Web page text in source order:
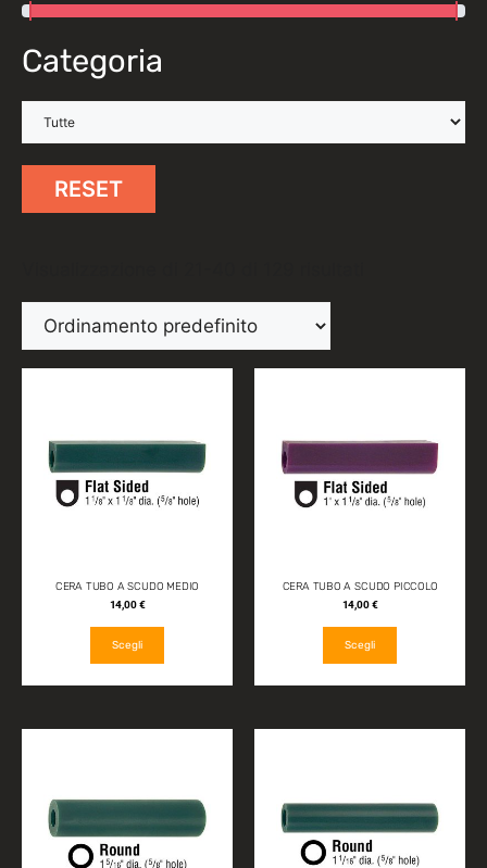
Categoria
RESET
CERA TUBO A SCUDO MEDIO
14,00€
Scegli
CERA TUBO A SCUDO PICCOLO
14,00€
Scegli